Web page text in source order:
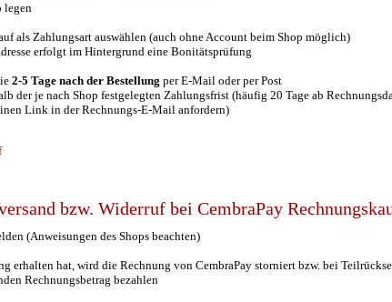
legen
als Zahlungsart auswählen (auch ohne Account beim Shop möglich)
erfolgt im Hintergrund eine Bonitätsprüfung
2-5 Tage nach der Bestellung per E-Mail oder per Post
der je nach Shop festgelegten Zahlungsfrist (häufig 20 Tage ab
Link in der Rechnungs-E-Mail anfordern)
bzw. Widerruf bei CembraPay
(Anweisungen des Shops beachten)
erhalten hat, wird die Rechnung von CembraPay storniert bzw. bei
Rechnungsbetrag bezahlen